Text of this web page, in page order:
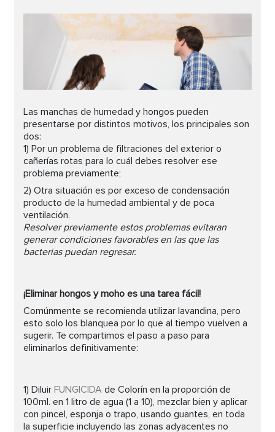
Las manchas de humedad y hongos pueden
presentarse por distintos motivos, los principales son
dos:
1) Por un problema de filtraciones del exterior o
cañerías rotas para lo cuál debes resolver ese
problema previamente;
2) Otra situación es por exceso de condensación
producto de la humedad ambiental y de poca
ventilación.
Resolver previamente estos problemas evitaran
generar condiciones favorables en las que las
bacterias puedan regresar.
¡Eliminar hongos y moho es una tarea fácil!
Comúnmente se recomienda utilizar lavandina, pero
esto solo los blanquea por lo que al tiempo vuelven a
sugerir. Te compartimos el paso a paso para
eliminarlos definitivamente:
1) Diluir FUNGICIDA de Colorín en la proporción de
100ml. en 1 litro de agua (1 a 10), mezclar bien y aplicar
con pincel, esponja o trapo, usando guantes, en toda
la superficie incluyendo las zonas adyacentes no